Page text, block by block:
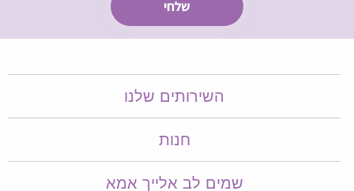
השירותים שלנו
חנות
שמים לב אלייך אמא​​